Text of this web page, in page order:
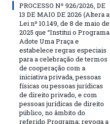
PROCESSO Nº 926/2026, DE
13 DE MAIO DE 2026 (Altera a
Lei nº 10.149, de 8 de maio de
2025 que “Institui o Programa
Adote Uma Praça e
estabelece regras especiais
para a celebração de termos
de cooperação com a
iniciativa privada, pessoas
físicas ou pessoas jurídicas
de direito privado, e com
pessoas jurídicas de direito
público, no âmbito do
referido Programa; revoga a